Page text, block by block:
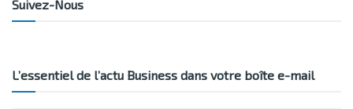
Suivez-Nous
L’essentiel de l’actu Business dans votre boîte e-mail